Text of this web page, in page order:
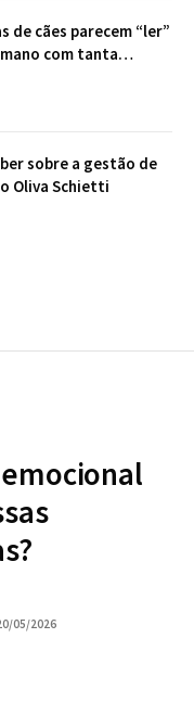
de cães parecem “ler”
com tanta
sobre a gestão de
Oliva Schietti
05/2026